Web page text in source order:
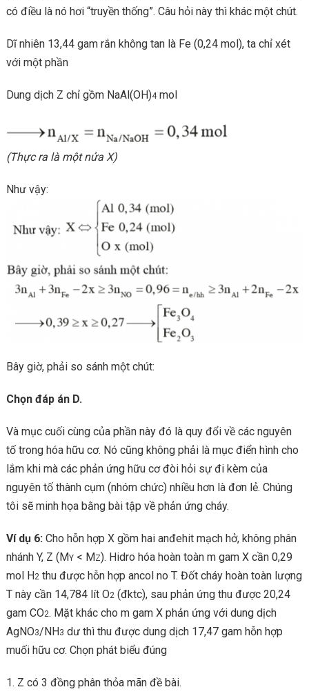
có điều là nó hơi “truyền thống”. Câu hỏi này thì khác một chút.
Dĩ nhiên 13,44 gam rắn không tan là Fe (0,24 mol), ta chỉ xét
với một phần
Dung dịch Z chỉ gồm NaAl(OH)4mol
(Thực ra là một nửa X)
Như vậy:
Bây giờ, phải so sánh một chút:
Chọn đáp án D.
Và mục cuối cùng của phần này đó là quy đổi về các nguyên
tố trong hóa hữu cơ. Nó cũng không phải là mục điển hình cho
lắm khi mà các phản ứng hữu cơ đòi hỏi sự đi kèm của
nguyên tố thành cụm (nhóm chức) nhiều hơn là đơn lẻ. Chúng
tôi sẽ minh họa bằng bài tập về phản ứng cháy.
Ví dụ 6: Cho hỗn hợp X gồm hai anđehit mạch hở, không phân
nhánh Y, Z (MY< MZ). Hidro hóa hoàn toàn m gam X cần 0,29
mol H2thu được hỗn hợp ancol no T. Đốt cháy hoàn toàn lượng
T này cần 14,784 lít O2(đktc), sau phản ứng thu được 20,24
gam CO2. Mặt khác cho m gam X phản ứng với dung dịch
AgNO3/NH3 dư thì thu được dung dịch 17,47 gam hỗn hợp
muối hữu cơ. Chọn phát biểu đúng
Z có 3 đồng phân thỏa mãn đề bài.